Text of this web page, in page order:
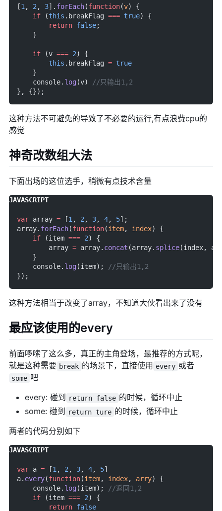
[1 , 2 , 3]. forEach(function(v) {
    if
(this .breakFlag === true) {
        return
false;
    }
    if
(v === 2) {
        this
.breakFlag = true
    }
    console.
log(v)
//只输出1,2
}, {});
这种方法不可避免的导致了不必要的运行,有点浪费cpu的
感觉
神奇改数组大法
下面出场的这位选手，稍微有点技术含量
var array = [1 , 2 , 3, 4, 5];
array. forEach(function(item, index) {
    if
(item === 2) {
        array
= array. concat (array. splice(index,
    }
    console.
log(item);
//只输出1,2
});
这种方法相当于改变了array，不知道大伙看出来了没有
最应该使用的every
前面啰嗦了这么多，真正的主角登场，最推荐的方式呢，
就是这种需要 break 的场景下，直接使用 every 或者
some 吧
every: 碰到
return false 的时候，循环中止
some: 碰到
return ture 的时候，循环中止
两者的代码分别如下
var a = [1, 2, 3, 4, 5]
a. every(function(item, index, arry) {
    console.
log(item);
//返回1,2
    if
(item === 2) {
        return
false